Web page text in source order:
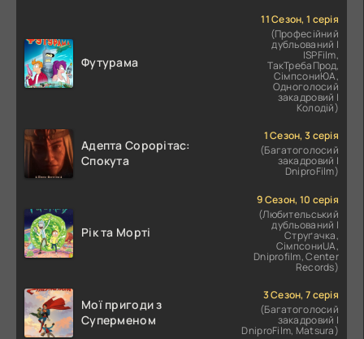
Футурама
11 Сезон, 1 серія
(Професійний
дубльований |
ІSPFilm,
ТакТребаПрод,
СімпсониЮА,
Одноголосий
закадровий |
Колодій)
Адепта Сорорітас:
Спокута
1 Сезон, 3 серія
(Багатоголосий
закадровий |
DniproFilm)
Рік та Морті
9 Сезон, 10 серія
(Любительський
дубльований |
Струґачка,
СімпсониUA,
Dniprofilm, Center
Records)
Мої пригоди з
Суперменом
3 Сезон, 7 серія
(Багатоголосий
закадровий |
DniproFilm, Matsura)